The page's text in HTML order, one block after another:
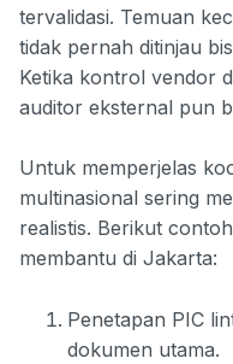
tervalidasi. Temuan
tidak pernah ditinjau
Ketika kontrol vendor
auditor eksternal pun
Untuk memperjelas
multinasional sering
realistis. Berikut
membantu di Jakarta:
Penetapan PIC
dokumen utama.